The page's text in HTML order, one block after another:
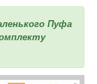
Пуфа